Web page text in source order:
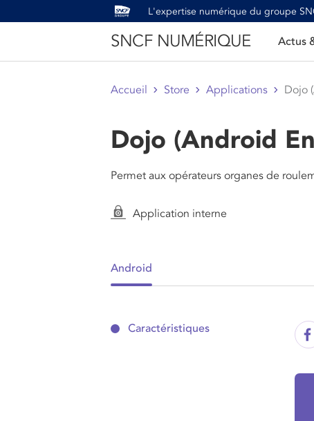
L'expertise numérique du groupe
SNCF NUMÉRIQUE Actus
Accueil Store Applications Dojo
Dojo (Android
Permet aux opérateurs organes de
Application interne
Android
Caractéristiques